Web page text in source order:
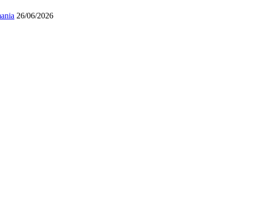
26/06/2026